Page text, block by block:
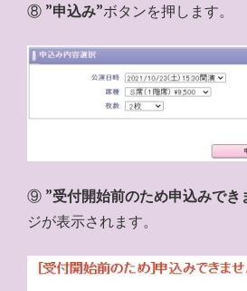
⑧ ”申込み”ボタンを押します。
⑨ ”受付開始前のため申込みでき
ジが表示されます。